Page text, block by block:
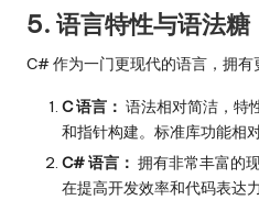
5. 语言特性与语法糖
C# 作为一门更现代的语言，拥有
C 语言： 语法相对简洁，特
和指针构建。标准库功能相对
C# 语言： 拥有非常丰富的
在提高开发效率和代码表达